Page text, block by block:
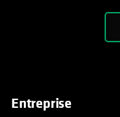
Entreprise